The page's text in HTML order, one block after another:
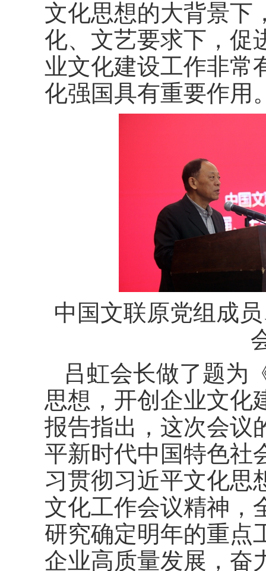
文化思想的大背景下
化、文艺要求下，促
业文化建设工作非常
化强国具有重要作用
中国文联原党组成
吕虹会长做了题为
思想，开创企业文化
报告指出，这次会议
平新时代中国特色社
习贯彻习近平文化思
文化工作会议精神，
研究确定明年的重点
企业高质量发展，奋